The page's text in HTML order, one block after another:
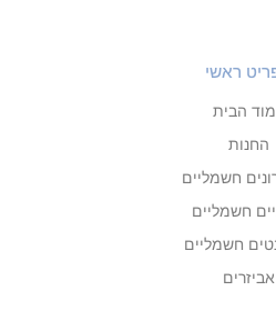
ראשי
הבית
החנות
חשמליים
חשמליים
חשמליים
אביזרים